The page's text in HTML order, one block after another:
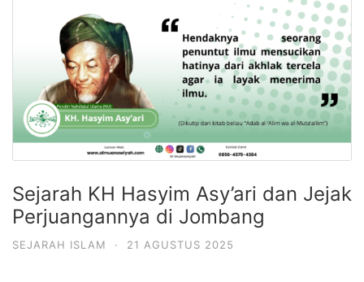
Sejarah KH Hasyim Asy’ari dan Jejak
Perjuangannya di Jombang
SEJARAH ISLAM · 21 AGUSTUS 2025